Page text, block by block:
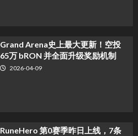
Grand Arena史上最大更新！空投
65万 bRON 并全面升级奖励机制
2026-04-09
RuneHero 第0赛季昨日上线，7条